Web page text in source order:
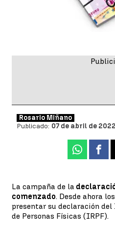
Rosario Miñano
Publicado: 07 de abril de
La campaña de la
comenzado. Desde ahora
presentar su declaración
de Personas Físicas (IRPF).